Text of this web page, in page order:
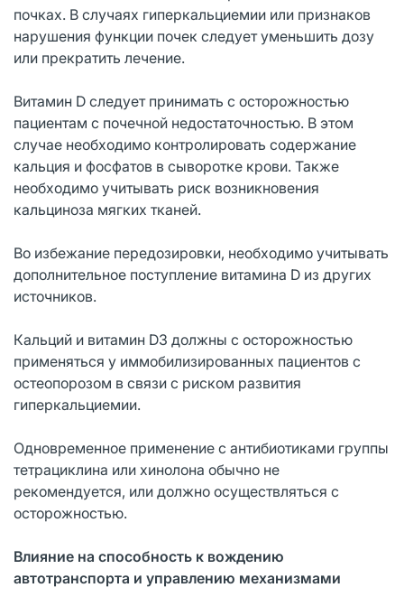
почках. В случаях гиперкальциемии или признаков
нарушения функции почек следует уменьшить дозу
или прекратить лечение.
Витамин D следует принимать с осторожностью
пациентам с почечной недостаточностью. В этом
случае необходимо контролировать содержание
кальция и фосфатов в сыворотке крови. Также
необходимо учитывать риск возникновения
кальциноза мягких тканей.
Во избежание передозировки, необходимо учитывать
дополнительное поступление витамина D из других
источников.
Кальций и витамин D3 должны с осторожностью
применяться у иммобилизированных пациентов с
остеопорозом в связи с риском развития
гиперкальциемии.
Одновременное применение с антибиотиками группы
тетрациклина или хинолона обычно не
рекомендуется, или должно осуществляться с
осторожностью.
Влияние на способность к вождению
автотранспорта и управлению механизмами